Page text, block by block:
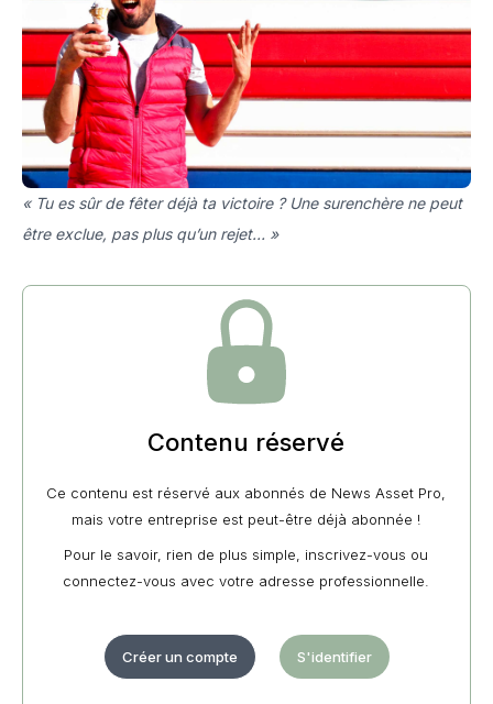
« Tu es sûr de fêter déjà ta victoire ? Une surenchère ne peut
être exclue, pas plus qu’un rejet… »
Contenu réservé
Ce contenu est réservé aux abonnés de News Asset Pro,
mais votre entreprise est peut-être déjà abonnée !
Pour le savoir, rien de plus simple, inscrivez-vous ou
connectez-vous avec votre adresse professionnelle.
Créer un compte S'identifier